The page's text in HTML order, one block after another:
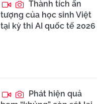
Thành tích ấn
tượng của học sinh Việt
tại kỳ thi AI quốc tế 2026
Phát hiện quả